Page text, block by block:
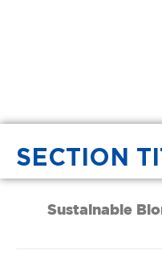
SECTION
Sustainable